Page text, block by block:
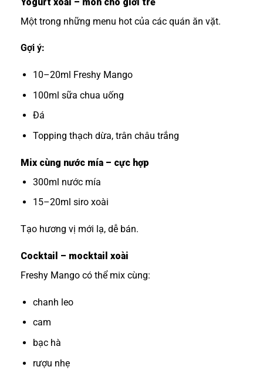
Một trong những menu hot của các quán ăn vặt.
Gợi ý:
10–20ml Freshy Mango
100ml sữa chua uống
Đá
Topping thạch dừa, trân châu trắng
Mix cùng nước mía – cực hợp
300ml nước mía
15–20ml siro xoài
Tạo hương vị mới lạ, dễ bán.
Cocktail – mocktail xoài
Freshy Mango có thể mix cùng:
chanh leo
cam
bạc hà
rượu nhẹ